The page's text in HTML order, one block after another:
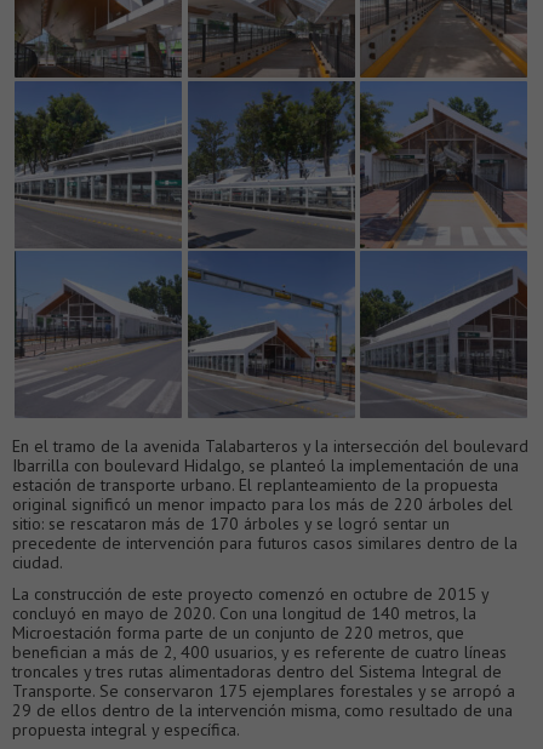
En el tramo de la avenida Talabarteros y la intersección del boulevard
Ibarrilla con boulevard Hidalgo, se planteó la implementación de una
estación de transporte urbano. El replanteamiento de la propuesta
original significó un menor impacto para los más de 220 árboles del
sitio: se rescataron más de 170 árboles y se logró sentar un
precedente de intervención para futuros casos similares dentro de la
ciudad.
La construcción de este proyecto comenzó en octubre de 2015 y
concluyó en mayo de 2020. Con una longitud de 140 metros, la
Microestación forma parte de un conjunto de 220 metros, que
benefician a más de 2, 400 usuarios, y es referente de cuatro líneas
troncales y tres rutas alimentadoras dentro del Sistema Integral de
Transporte. Se conservaron 175 ejemplares forestales y se arropó a
29 de ellos dentro de la intervención misma, como resultado de una
propuesta integral y específica.